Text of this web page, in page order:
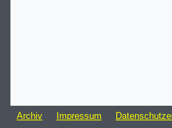
Archiv Impressum